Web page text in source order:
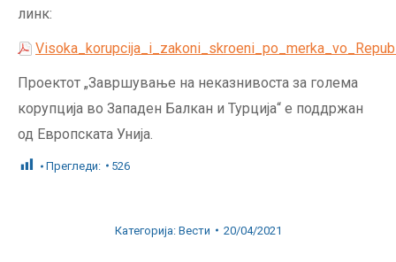
линк:
Проектот „Завршување на неказнивоста за голема
корупција во Западен Балкан и Турција“ е поддржан
од Европската Унија.
Прегледи: 526
Категорија: Вести 20/04/2021